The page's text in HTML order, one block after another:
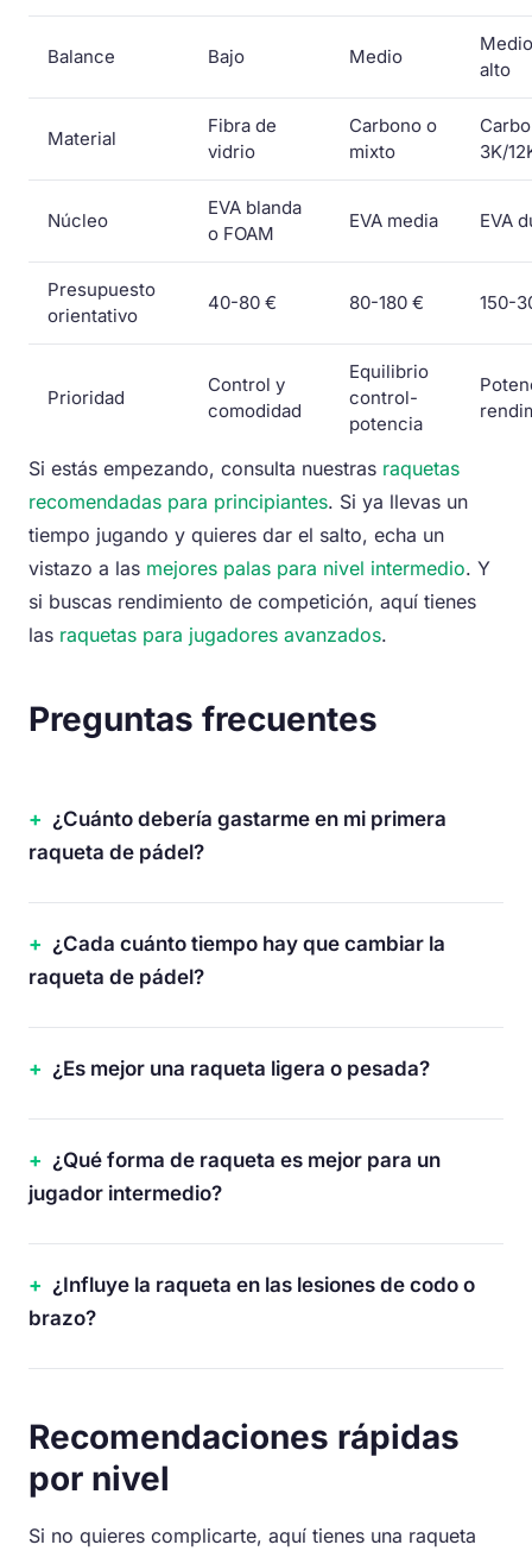
Balance Bajo Medio
alto
Material
Fibra de
vidrio
Carbono o
mixto
3K/
Núcleo
EVA blanda
o FOAM
EVA media EVA
Presupuesto
orientativo
40-80 € 80-180 € 150-
Prioridad
Control y
comodidad
Equilibrio
control-
potencia
Si estás empezando, consulta nuestras raquetas
recomendadas para principiantes. Si ya llevas un
tiempo jugando y quieres dar el salto, echa un
vistazo a las mejores palas para nivel intermedio. Y
si buscas rendimiento de competición, aquí tienes
las raquetas para jugadores avanzados.
Preguntas frecuentes
¿Cuánto debería gastarme en mi primera
raqueta de pádel?
¿Cada cuánto tiempo hay que cambiar la
raqueta de pádel?
¿Es mejor una raqueta ligera o pesada?
¿Qué forma de raqueta es mejor para un
jugador intermedio?
¿Influye la raqueta en las lesiones de codo o
brazo?
Recomendaciones rápidas
por nivel
Si no quieres complicarte, aquí tienes una raqueta